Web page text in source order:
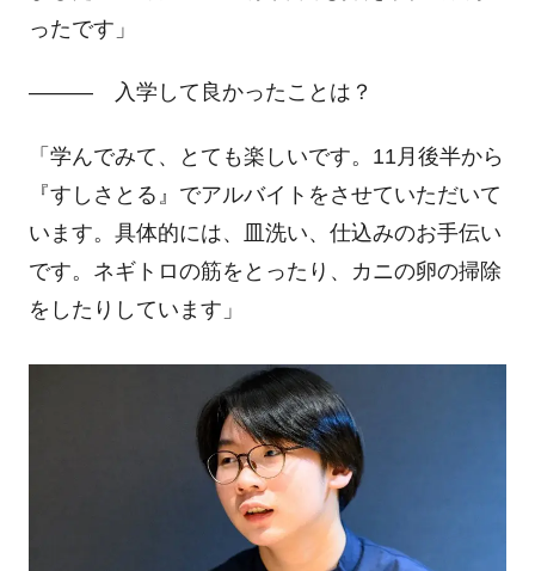
ったです」
――― 入学して良かったことは？
「学んでみて、とても楽しいです。 11 月後半から
『すしさとる』でアルバイトをさせていただいて
います。具体的には、皿洗い、仕込みのお手伝い
です。ネギトロの筋をとったり、カニの卵の掃除
をしたりしています」